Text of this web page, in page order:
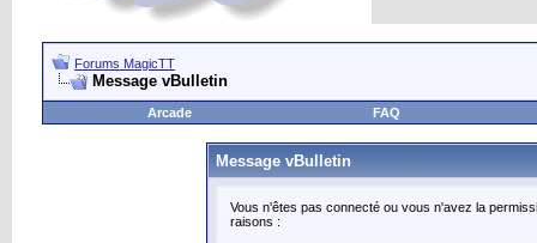
Forums MagicTT
Message vBulletin
Arcade FAQ
Message vBulletin
Vous n'êtes pas connecté ou vous n'avez la
raisons :